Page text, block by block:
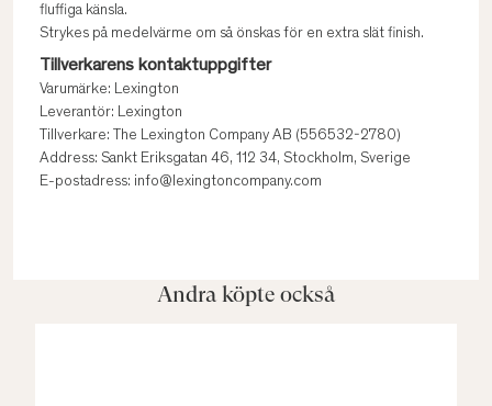
fluffiga känsla.
Strykes på medelvärme om så önskas för en extra slät finish.
Tillverkarens kontaktuppgifter
Varumärke: Lexington
Leverantör: Lexington
Tillverkare: The Lexington Company AB (556532-2780)
Address: Sankt Eriksgatan 46, 112 34, Stockholm, Sverige
E-postadress: info@lexingtoncompany.com
Andra köpte också